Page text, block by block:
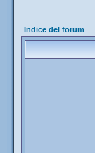
Indice del forum